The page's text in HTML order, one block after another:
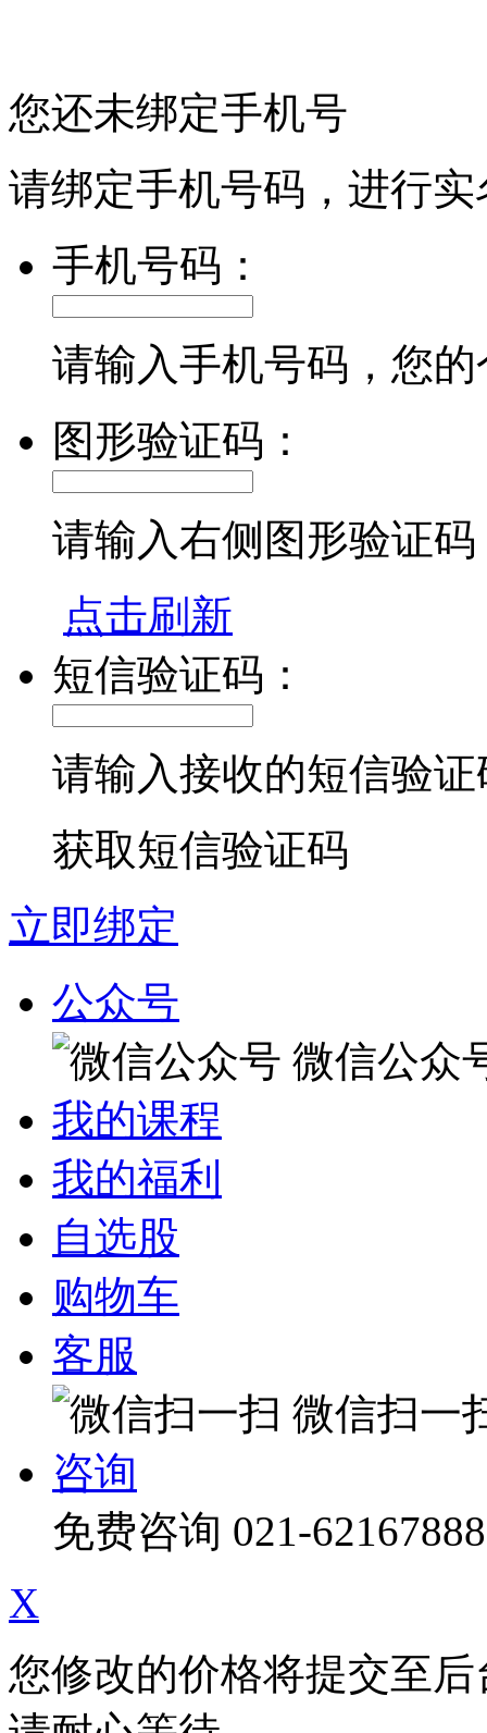
您还未绑定手机号
请绑定手机号码，进行
手机号码：
请输入手机号码，您
图形验证码：
请输入右侧图形验证码
点击刷新
短信验证码：
请输入接收的短信验证
获取短信验证码
立即绑定
公众号
微信公众
我的课程
我的福利
自选股
购物车
客服
微信扫一
咨询
免费咨询 021-62167888
X
您修改的价格将提交至